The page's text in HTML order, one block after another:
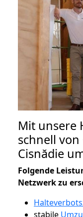
Mit unsere
schnell
Cisnădie
Folgende
Netzwerk zu
stabile